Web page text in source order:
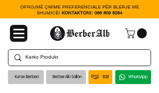
OFROJMË ÇMIME PREFERENCIALE PËR BLERJE ME
SHUMICË! KONTAKTONI: 068 809 8284
Kurse Berberi BerberAlb Sallon B2B WhatsApp